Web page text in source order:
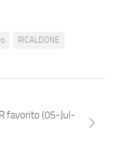
RICALDONE
favorito (05-Jul-